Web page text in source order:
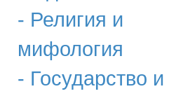
- Религия и
мифология
- Государство и